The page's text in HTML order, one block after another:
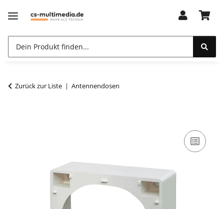
Zurück zur Liste Antennendosen